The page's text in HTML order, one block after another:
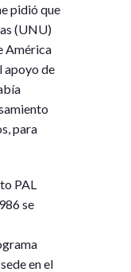
pidió que
(UNU)
América
apoyo de
para
PAL
se
en el